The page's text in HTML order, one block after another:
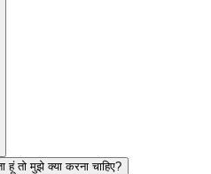
तो मुझे क्या करना चाहिए?